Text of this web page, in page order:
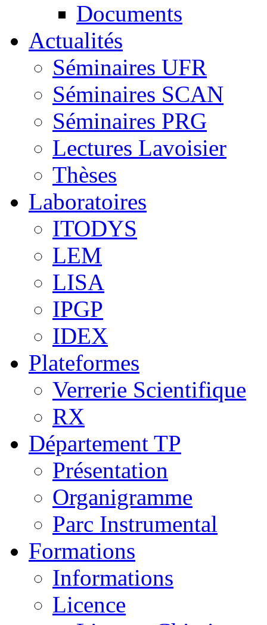
Documents
Actualités
Séminaires UFR
Séminaires SCAN
Séminaires PRG
Lectures Lavoisier
Thèses
Laboratoires
ITODYS
LEM
LISA
IPGP
IDEX
Plateformes
Verrerie Scientifique
RX
Département TP
Présentation
Organigramme
Parc Instrumental
Formations
Informations
Licence